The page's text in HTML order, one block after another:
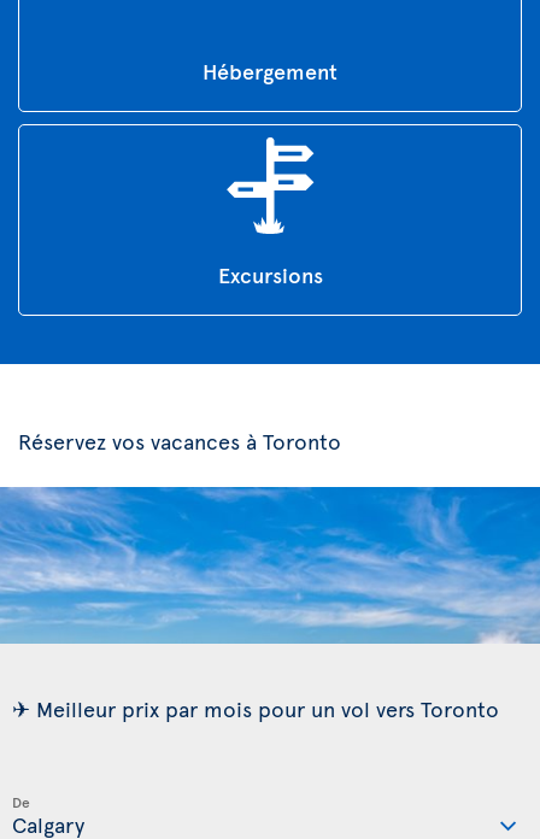
Hébergement
Excursions
Réservez vos vacances à Toronto
✈ Meilleur prix par mois pour un vol vers Toronto
De